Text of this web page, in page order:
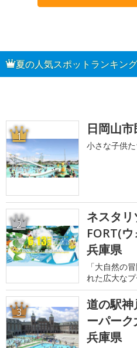
夏の人気スポットランキング
1 日岡山
小さな子供
2
ネスタリ
FORT(
兵庫県
「大自然の
れた広大な
3
道の駅
ーパー
兵庫県